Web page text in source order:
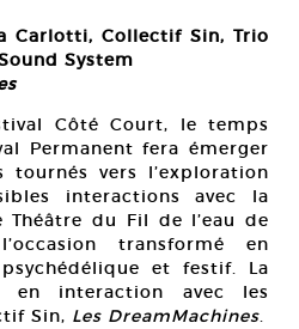
Carlotti, Collectif Sin, Trio
System
Côté Court, le temps
Permanent fera émerger
tournés vers l’exploration
interactions avec la
Théâtre du Fil de l’eau de
transformé en
et festif. La
en interaction avec les
Sin, Les DreamMachines.